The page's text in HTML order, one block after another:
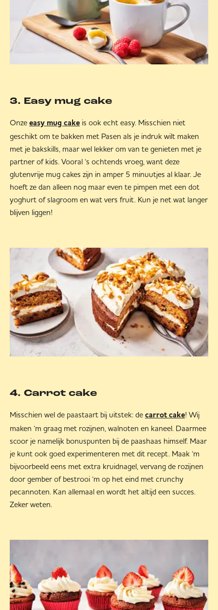
3. Easy mug cake
Onze easy mug cake is ook echt easy. Misschien niet
geschikt om te bakken met Pasen als je indruk wilt maken
met je bakskills, maar wel lekker om van te genieten met je
partner of kids. Vooral ‘s ochtends vroeg, want deze
glutenvrije mug cakes zijn in amper 5 minuutjes al klaar. Je
hoeft ze dan alleen nog maar even te pimpen met een dot
yoghurt of slagroom en wat vers fruit. Kun je net wat langer
blijven liggen!
4. Carrot cake
Misschien wel de paastaart bij uitstek: de carrot cake! Wij
maken ‘m graag met rozijnen, walnoten en kaneel. Daarmee
scoor je namelijk bonuspunten bij de paashaas himself. Maar
je kunt ook goed experimenteren met dit recept. Maak ‘m
bijvoorbeeld eens met extra kruidnagel, vervang de rozijnen
door gember of bestrooi ‘m op het eind met crunchy
pecannoten. Kan allemaal en wordt het altijd een succes.
Zeker weten.